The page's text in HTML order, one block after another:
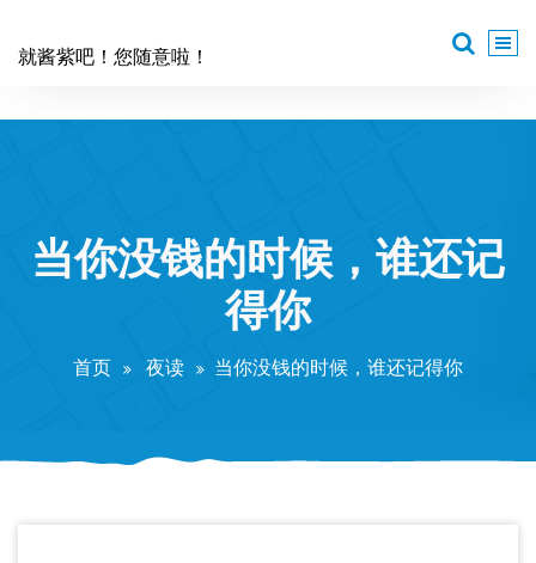
就酱紫吧！您随意啦！
当你没钱的时候，谁还记
得你
首页 夜读 当你没钱的时候，谁还记得你